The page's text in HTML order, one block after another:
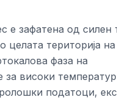
е зафатена од силен
целата територија
фаза на
високи
податоци,